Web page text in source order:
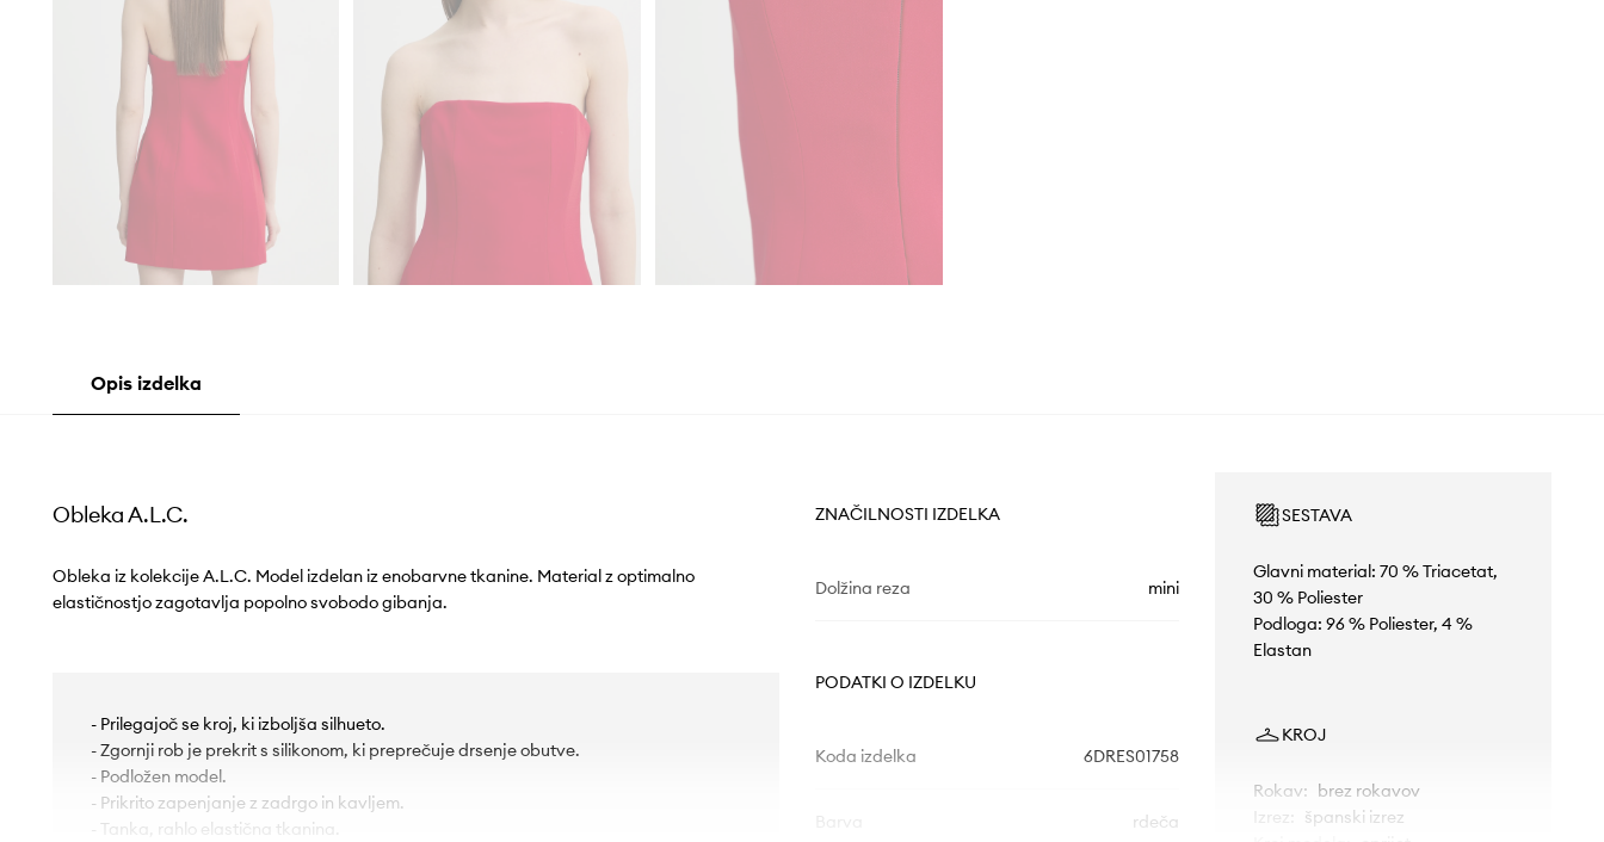
Opis izdelka
Obleka A.L.C.
Obleka iz kolekcije A.L.C. Model izdelan iz enobarvne tkanine. Material z optimalno
elastičnostjo zagotavlja popolno svobodo gibanja.
- Prilegajoč se kroj, ki izboljša silhueto.
- Zgornji rob je prekrit s silikonom, ki preprečuje drsenje obutve.
- Podložen model.
- Prikrito zapenjanje z zadrgo in kavljem.
- Tanka, rahlo elastična tkanina.
ZNAČILNOSTI IZDELKA
Dolžina reza mini
PODATKI O IZDELKU
Koda izdelka 6DRES01758
rdeča
SESTAVA
Glavni material: 70 % Triacetat,
30 % Poliester
Podloga: 96 % Poliester, 4 %
Elastan
KROJ
Rokav: brez rokavov
Izrez
španski izrez